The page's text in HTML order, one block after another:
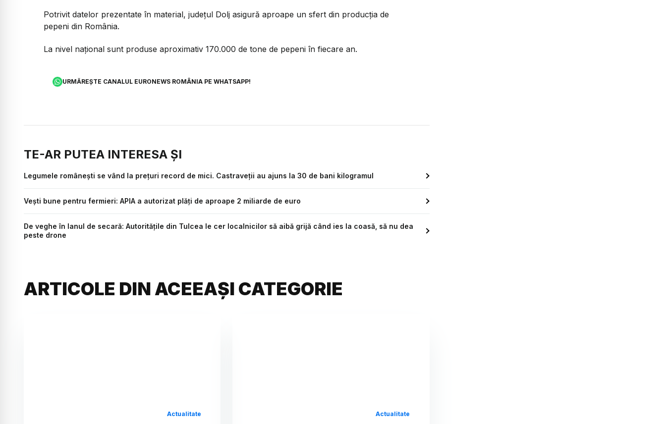
Potrivit datelor prezentate în material, județul Dolj asigură aproape un sfert din producția de
pepeni din România.
La nivel național sunt produse aproximativ 170.000 de tone de pepeni în fiecare an.
URMĂREȘTE CANALUL EURONEWS ROMÂNIA PE WHATSAPP!
TE-AR PUTEA INTERESA ȘI
Legumele românești se vând la prețuri record de mici. Castraveții au ajuns la 30 de bani kilogramul
Vești bune pentru fermieri: APIA a autorizat plăți de aproape 2 miliarde de euro
De veghe în lanul de secară: Autoritățile din Tulcea le cer localnicilor să aibă grijă când ies la coasă, să nu dea
peste drone
ARTICOLE DIN ACEEAȘI CATEGORIE
Actualitate Actualitate